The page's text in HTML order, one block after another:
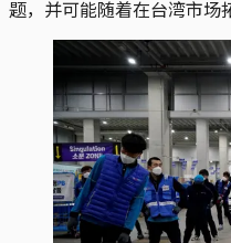
题，并可能随着在台湾市场